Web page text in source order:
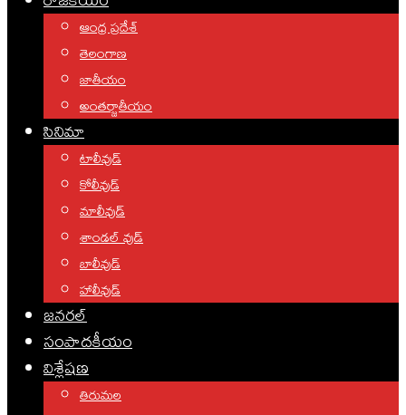
ఆంధ్ర ప్రదేశ్
తెలంగాణ
జాతీయం
అంతర్జాతీయం
సినిమా
టాలీవుడ్
కోలీవుడ్
మాలీవుడ్
శాండల్ వుడ్
బాలీవుడ్
హాలీవుడ్
జనరల్
సంపాదకీయం
విశ్లేషణ
తిరుమల